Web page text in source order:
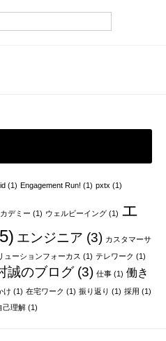
(1) Engagement Run! (1) pxtx (1)
デミー (1) ウェルビーイング(1) エ
エンジニア (3) カスタマーサ
ューションフォーカス (1) テレワーク (1)
誠のブログ(3) 仕事(1) 働き
け (1) 在宅ワーク (1) 振り返り (1) 採用 (1)
己理解(1)